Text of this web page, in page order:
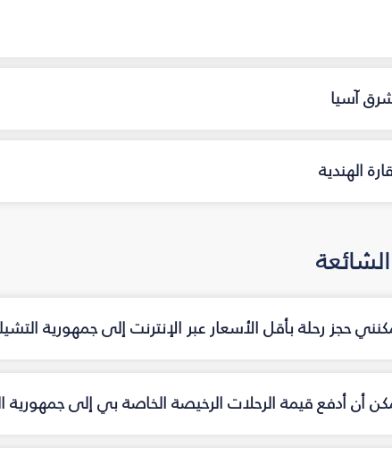
آسيا
الهندية
حجز رحلة بأقل الأسعار عبر الإنترنت إلى جمهورية
أن أدفع قيمة الرحلات الرخيصة الخاصة بي إلى جمهورية